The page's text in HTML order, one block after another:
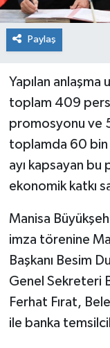
Paylaş
Yapılan
toplam 409
promosyonu ve
toplamda 60 bin
ayı kapsayan
ekonomik katkı
Manisa
imza törenine
Başkanı Besim
Genel Sekreteri
Ferhat Fırat,
ile banka